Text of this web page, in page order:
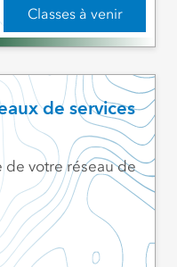
Classes à venir
de services
de votre réseau de